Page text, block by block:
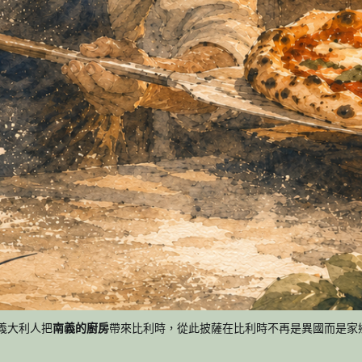
大利人把南義的廚房帶來比利時，從此披薩在比利時不再是異國而是家